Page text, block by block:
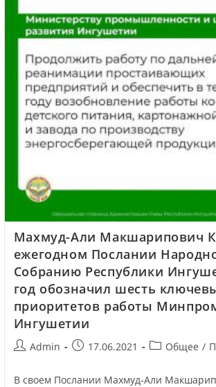
Махмуд-Али Макшарипович
ежегодном Послании
Собранию Республики
год обозначил шесть
приоритетов работы
Ингушетии
Admin 17.06.2021 Общее /
В своем Послании Махмуд-Али